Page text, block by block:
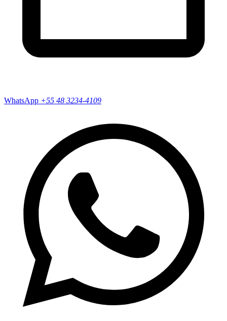
WhatsApp +55 48 3234-4109